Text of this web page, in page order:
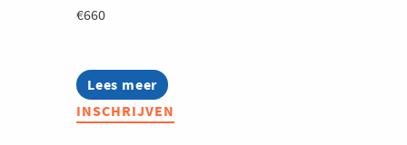
€660
Lees meer
about
Bereken
je
INSCHRIJVEN